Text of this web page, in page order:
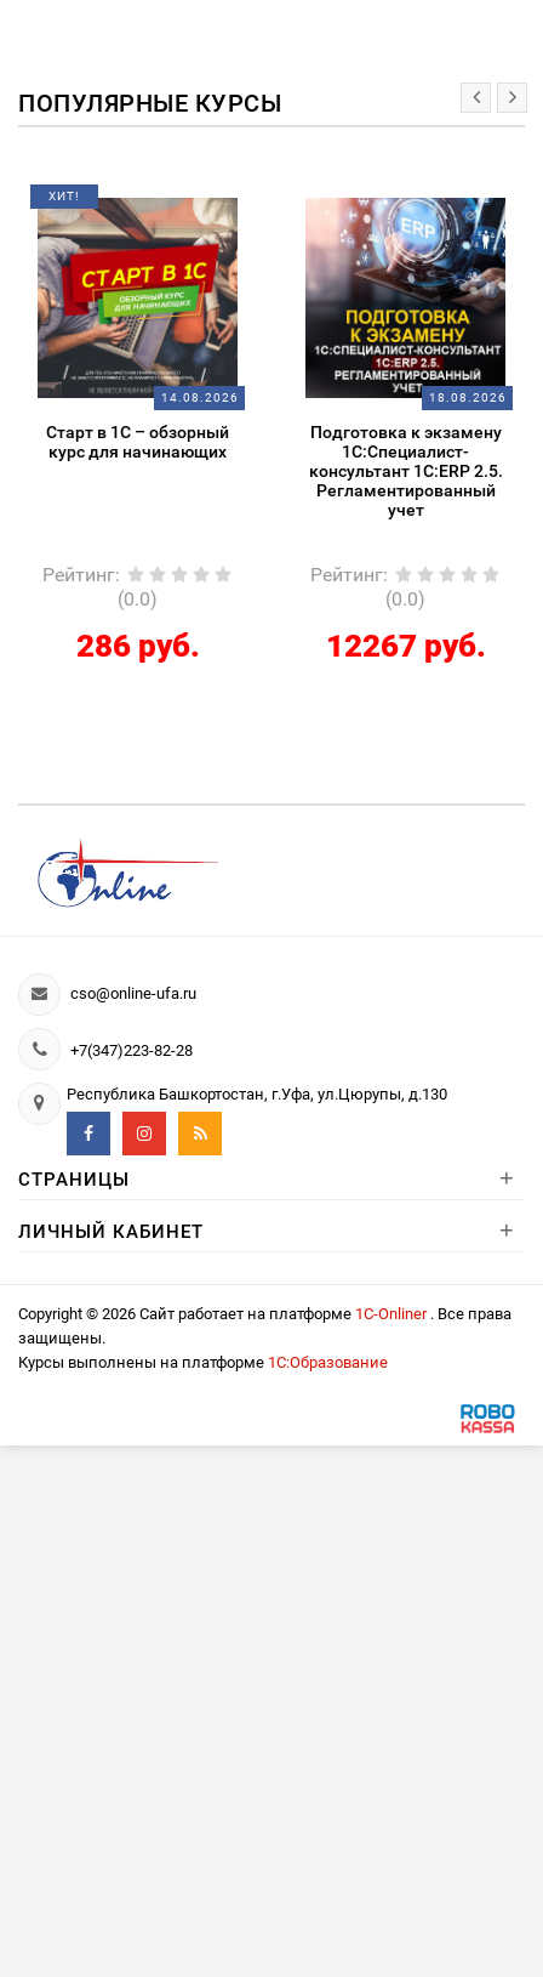
ПОПУЛЯРНЫЕ КУРСЫ
ХИТ!
14.08.2026
Старт в 1С – обзорный
курс для начинающих
Рейтинг:
(0.0)
286 руб.
18.08.2026
Подготовка к экзамену
1С:Специалист-
консультант 1С:ERP 2.5.
Регламентированный
учет
Рейтинг:
(0.0)
12267 руб.
cso@online-ufa.ru
+7(347)223-82-28
Республика Башкортостан, г.Уфа, ул.Цюрупы, д.130
СТРАНИЦЫ +
ЛИЧНЫЙ КАБИНЕТ +
Copyright © 2026 Сайт работает на платформе 1С-Onliner . Все права
защищены.
Курсы выполнены на платформе 1С:Образование